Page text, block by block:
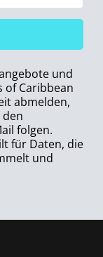
und
of Caribbean
abmelden,
folgen.
für Daten, die
und